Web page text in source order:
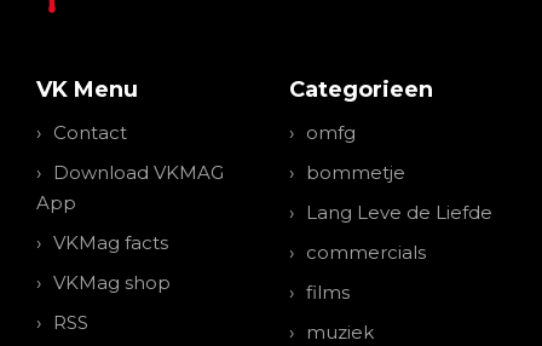
VK Menu
Contact
Download VKMAG
App
VKMag facts
VKMag shop
RSS
Categorieen
omfg
bommetje
Lang Leve de Liefde
commercials
films
muziek